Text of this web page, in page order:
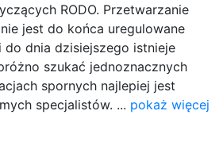
RODO. Przetwarzanie
jest do końca uregulowane
do dnia dzisiejszego istnieje
szukać jednoznacznych
spornych najlepiej jest
specjalistów. ... pokaż więcej